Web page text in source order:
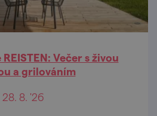
Večer s živou
a grilováním
28. 8. '26